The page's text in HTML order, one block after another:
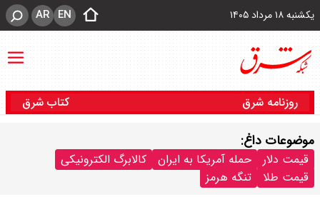
یکشنبه ۱۸ مرداد ۱۴۰۵ EN
AR
روزنامه شرق کتاب شرق
موضوعات داغ:
قیمت دلار حمله آمریکا به ایران
کالابرگ الکترونیکی
قیمت طلا
تنگه هرمز